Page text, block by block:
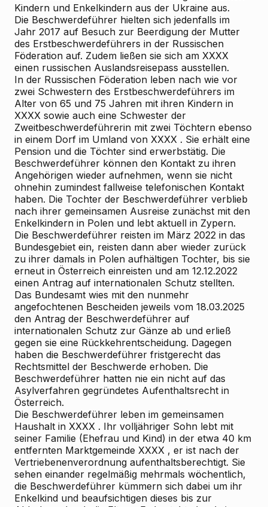
Kindern und Enkelkindern aus der Ukraine aus.
Die Beschwerdeführer hielten sich jedenfalls im
Jahr 2017 auf Besuch zur Beerdigung der Mutter
des Erstbeschwerdeführers in der Russischen
Föderation auf. Zudem ließen sie sich am XXXX
einen russischen Auslandsreisepass ausstellen.
In der Russischen Föderation leben nach wie vor
zwei Schwestern des Erstbeschwerdeführers im
Alter von 65 und 75 Jahren mit ihren Kindern in
XXXX sowie auch eine Schwester der
Zweitbeschwerdeführerin mit zwei Töchtern ebenso
in einem Dorf im Umland von XXXX . Sie erhält eine
Pension und die Töchter sind erwerbstätig. Die
Beschwerdeführer können den Kontakt zu ihren
Angehörigen wieder aufnehmen, wenn sie nicht
ohnehin zumindest fallweise telefonischen Kontakt
haben. Die Tochter der Beschwerdeführer verblieb
nach ihrer gemeinsamen Ausreise zunächst mit den
Enkelkindern in Polen und lebt aktuell in Zypern.
Die Beschwerdeführer reisten im März 2022 in das
Bundesgebiet ein, reisten dann aber wieder zurück
zu ihrer damals in Polen aufhältigen Tochter, bis sie
erneut in Österreich einreisten und am 12.12.2022
einen Antrag auf internationalen Schutz stellten.
Das Bundesamt wies mit den nunmehr
angefochtenen Bescheiden jeweils vom 18.03.2025
den Antrag der Beschwerdeführer auf
internationalen Schutz zur Gänze ab und erließ
gegen sie eine Rückkehrentscheidung. Dagegen
haben die Beschwerdeführer fristgerecht das
Rechtsmittel der Beschwerde erhoben. Die
Beschwerdeführer hatten nie ein nicht auf das
Asylverfahren gegründetes Aufenthaltsrecht in
Österreich.
Die Beschwerdeführer leben im gemeinsamen
Haushalt in XXXX . Ihr volljähriger Sohn lebt mit
seiner Familie (Ehefrau und Kind) in der etwa 40 km
entfernten Marktgemeinde XXXX , er ist nach der
Vertriebenenverordnung aufenthaltsberechtigt. Sie
sehen einander regelmäßig mehrmals wöchentlich,
die Beschwerdeführer kümmern sich dabei um ihr
Enkelkind und beaufsichtigen dieses bis zur